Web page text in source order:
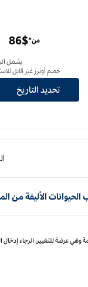
من*86$
يشمل
خصم أونرز غير قابل
تحديد التاريخ
الصفحة
الأليفة من